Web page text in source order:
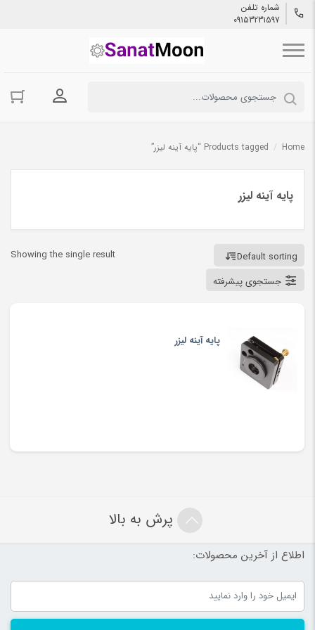
شماره تلفن
09153231597
ورود به
Home
/ Products tagged “پایه آینه لیزر”
پایه آینه لیزر
Showing the single result
Default sorting
جستجوی پیشرفته
پایه آینه لیزر
پرش به بالا
اطلاع از آخرین محصولات: